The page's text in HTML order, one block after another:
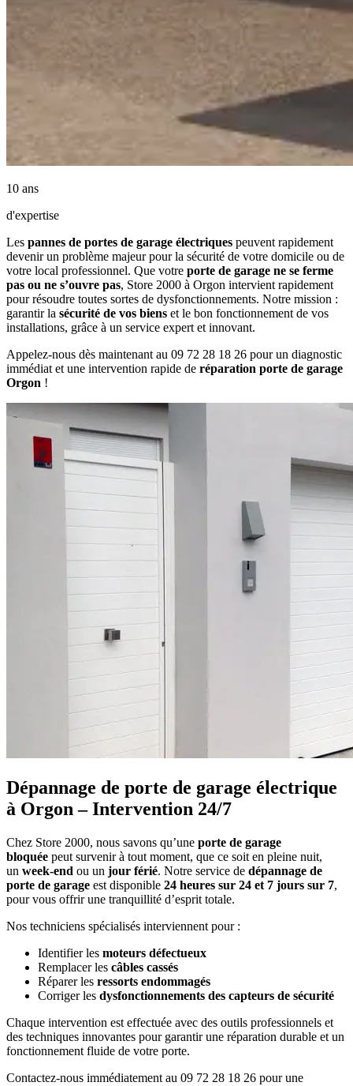
10 ans
d'expertise
Les pannes de portes de garage électriques peuvent rapidement
devenir un problème majeur pour la sécurité de votre domicile ou de
votre local professionnel. Que votre porte de garage ne se ferme
pas ou ne s’ouvre pas, Store 2000 à Orgon intervient rapidement
pour résoudre toutes sortes de dysfonctionnements. Notre mission :
garantir la sécurité de vos biens et le bon fonctionnement de vos
installations, grâce à un service expert et innovant.
Appelez-nous dès maintenant au 09 72 28 18 26 pour un diagnostic
immédiat et une intervention rapide de réparation porte de garage
Orgon !
Dépannage de porte de garage électrique
à Orgon – Intervention 24/7
Chez Store 2000, nous savons qu’une porte de garage
bloquée peut survenir à tout moment, que ce soit en pleine nuit,
un week-end ou un jour férié. Notre service de dépannage de
porte de garage est disponible 24 heures sur 24 et 7 jours sur 7,
pour vous offrir une tranquillité d’esprit totale.
Nos techniciens spécialisés interviennent pour :
Identifier les moteurs défectueux
Remplacer les câbles cassés
Réparer les ressorts endommagés
Corriger les dysfonctionnements des capteurs de sécurité
Chaque intervention est effectuée avec des outils professionnels et
des techniques innovantes pour garantir une réparation durable et un
fonctionnement fluide de votre porte.
Contactez-nous immédiatement au 09 72 28 18 26 pour une